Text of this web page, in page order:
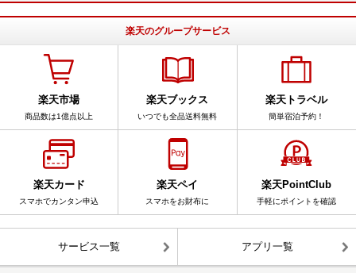
楽天のグループサービス
楽天市場
商品数は1億点以上
楽天ブックス
いつでも全品送料無料
楽天トラベル
簡単宿泊予約！
楽天カード
スマホでカンタン申込
楽天ペイ
スマホをお財布に
楽天PointClub
手軽にポイントを確認
サービス一覧 アプリ一覧